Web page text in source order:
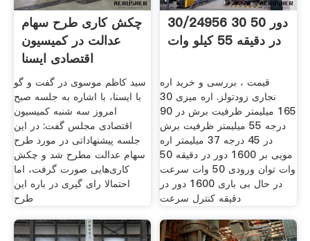
چکش کاری طرح سهام
عدالت در کمیسیون
اقتصادی ایسنا
سید کاظم موسوی در گفت و گو
با ایسنا، با اشاره به جلسه صبح
امروز سه شنبه کمیسیون
اقتصادی مجلس گفت: در این
جلسه پیشنهاداتی در مورد طرح
سهام عدالت مطرح شد و چکش
کاری‌هایی صورت گرفت، اما
احتمالا رای گیری در باره این
طرح
30/24956 30 50 دور
در دقیقه 55 کیلو وات
قیمت ، بررسی و خرید اره
نجاری زودتولز. اره میزی 30
165 میلیمتر ظرفیت برش در 90
درجه 55 میلیمتر ظرفیت برش
در 45 درجه 37 میلیمتر اره
مویی بر 1600 دور در دقیقه 50
وات توان ورودی 50 وات سرعت
در حال بی باری 1600 دور در
دقیقه کنترل سرعت